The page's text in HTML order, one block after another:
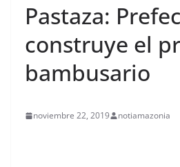
Pastaza:
construye el
bambusario
noviembre 22, 2019 notiamazonia